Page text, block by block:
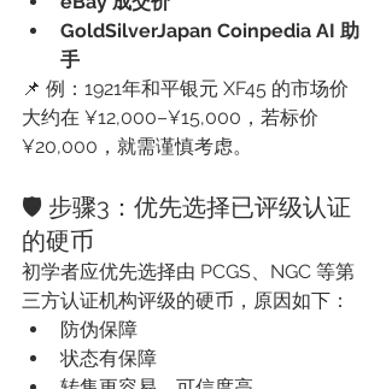
GoldSilverJapan Coinpedia AI 助
手
📌 例：1921年和平银元 XF45 的市场价
大约在 ¥12,000–¥15,000，若标价
¥20,000，就需谨慎考虑。
🛡 步骤3：优先选择已评级认证
的硬币
初学者应优先选择由 PCGS、NGC 等第
三方认证机构评级的硬币，原因如下：
防伪保障
状态有保障